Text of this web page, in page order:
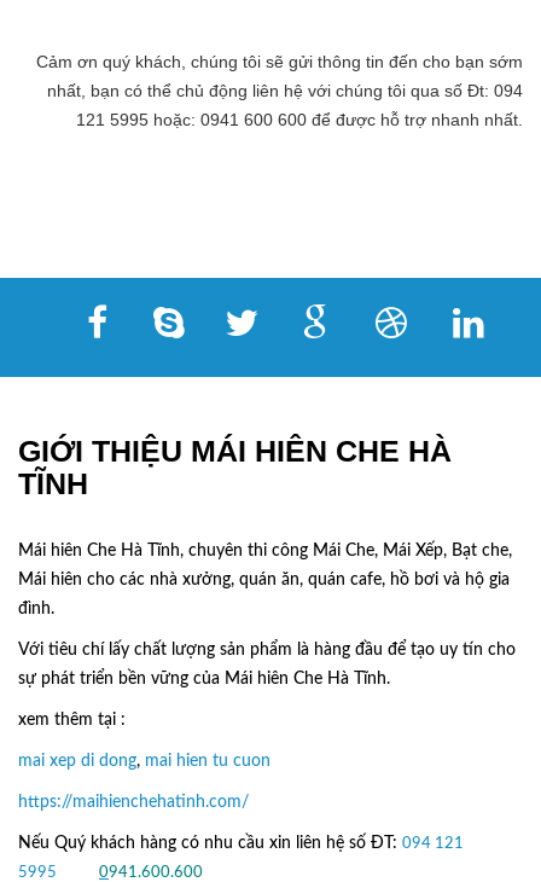
Cảm ơn quý khách, chúng tôi sẽ gửi thông tin đến cho bạn sớm
nhất, bạn có thể chủ động liên hệ với chúng tôi qua số Đt: 094
121 5995 hoặc: 0941 600 600 để được hỗ trợ nhanh nhất.
GIỚI THIỆU MÁI HIÊN CHE HÀ
TĨNH
Mái hiên Che Hà Tĩnh, chuyên thi công Mái Che, Mái Xếp, Bạt che,
Mái hiên cho các nhà xưởng, quán ăn, quán cafe, hồ bơi và hộ gia
đình.
Với tiêu chí lấy chất lượng sản phẩm là hàng đầu để tạo uy tín cho
sự phát triển bền vững của Mái hiên Che Hà Tĩnh.
xem thêm tại :
mai xep di dong, mai hien tu cuon
https://maihienchehatinh.com/
Nếu Quý khách hàng có nhu cầu xin liên hệ số ĐT: 094 121
5995
0941.600.600